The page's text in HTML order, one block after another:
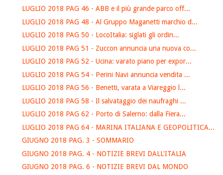
LUGLIO 2018 PAG 46 - ABB e il più grande parco off...
LUGLIO 2018 PAG 48 - Al Gruppo Maganetti marchio d...
LUGLIO 2018 PAG 50 - LocoItalia: siglati gli ordin...
LUGLIO 2018 PAG 51 - Zuccon annuncia una nuova co...
LUGLIO 2018 PAG 52 - Ucina: varato piano per expor...
LUGLIO 2018 PAG 54 - Perini Navi annuncia vendita ...
LUGLIO 2018 PAG 56 - Benetti, varata a Viareggio l...
LUGLIO 2018 PAG 58 - Il salvataggio dei naufraghi ...
LUGLIO 2018 PAG 62 - Porto di Salerno: dalla Fiera...
LUGLIO 2018 PAG 64 - MARINA ITALIANA E GEOPOLITICA...
GIUGNO 2018 PAG. 3 - SOMMARIO
GIUGNO 2018 PAG. 4 - NOTIZIE BREVI DALL'ITALIA
GIUGNO 2018 PAG. 6 - NOTIZIE BREVI DAL MONDO